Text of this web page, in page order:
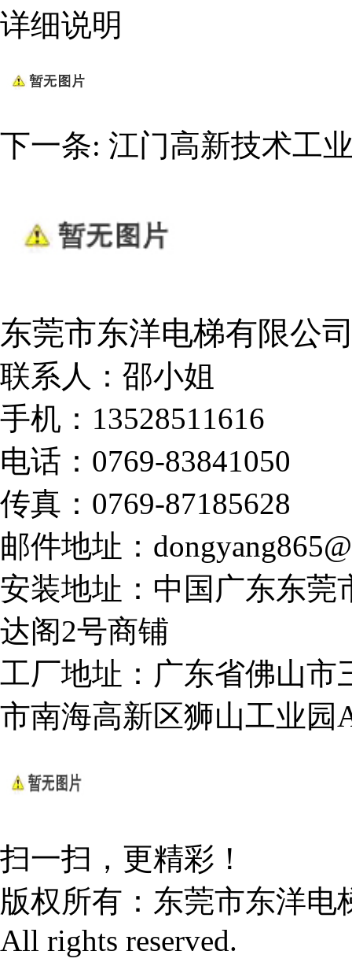
详细说明
下一条: 江门高新技术工
东莞市东洋电梯有限公
联系人：邵小姐
手机：13528511616
电话：0769-83841050
传真：0769-87185628
邮件地址：
安装地址：中国广东东莞
达阁2号商铺
工厂地址：广东省佛山市
市南海高新区狮山工业园
扫一扫，更精彩！
版权所有： 东莞市东洋电
All rights reserved.